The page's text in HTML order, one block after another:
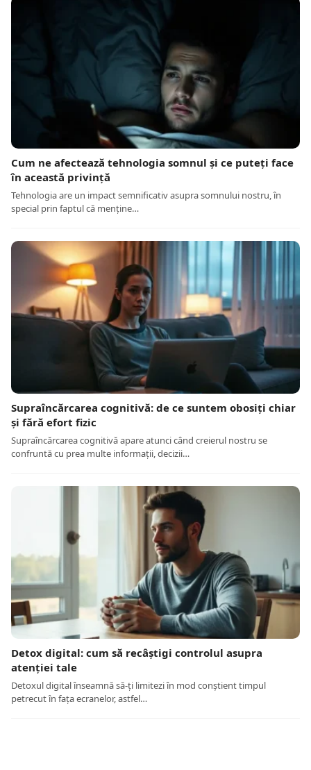
Cum ne afectează tehnologia somnul și ce puteți face
în această privință
Tehnologia are un impact semnificativ asupra somnului nostru, în
special prin faptul că menține…
Supraîncărcarea cognitivă: de ce suntem obosiți chiar
și fără efort fizic
Supraîncărcarea cognitivă apare atunci când creierul nostru se
confruntă cu prea multe informații, decizii…
Detox digital: cum să recâștigi controlul asupra
atenției tale
Detoxul digital înseamnă să-ți limitezi în mod conștient timpul
petrecut în fața ecranelor, astfel…